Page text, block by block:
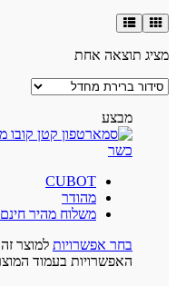
מציג תוצאה אחת
מבצע
CUBOT
מהודר
משלוח מהיר
בחר אפשרויות למוצר
האפשרויות בעמוד